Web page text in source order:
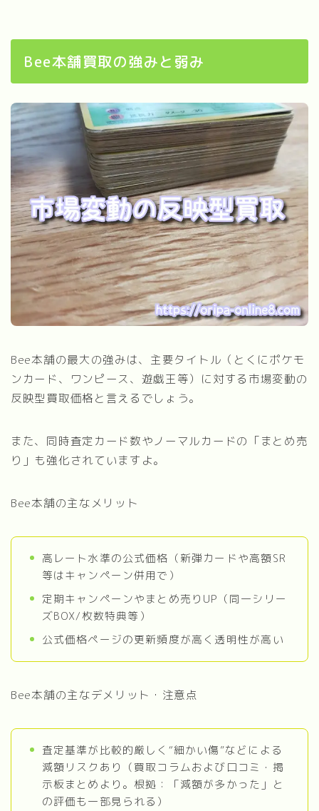
Bee本舗買取の強みと弱み
Bee本舗の最大の強みは、主要タイトル（とくにポケモ
ンカード、ワンピース、遊戯王等）に対する市場変動の
反映型買取価格と言えるでしょう。
また、同時査定カード数やノーマルカードの「まとめ売
り」も強化されていますよ。
Bee本舗の主なメリット
高レート水準の公式価格（新弾カードや高額SR
等はキャンペーン併用で）
定期キャンペーンやまとめ売りUP（同一シリー
ズBOX/枚数特典等）
公式価格ページの更新頻度が高く透明性が高い
Bee本舗の主なデメリット・注意点
査定基準が比較的厳しく“細かい傷”などによる
減額リスクあり（買取コラムおよび口コミ・掲
示板まとめより。根拠：「減額が多かった」と
の評価も一部見られる）